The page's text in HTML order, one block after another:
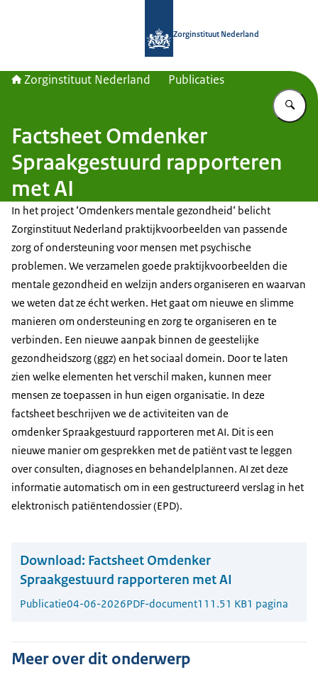
Zorginstituut Nederland
Zorginstituut Nederland Publicaties
Factsheet Omdenker
Spraakgestuurd rapporteren
met AI
In het project ‘Omdenkers mentale gezondheid‘ belicht
Zorginstituut Nederland praktijkvoorbeelden van passende
zorg of ondersteuning voor mensen met psychische
problemen. We verzamelen goede praktijkvoorbeelden die
mentale gezondheid en welzijn anders organiseren en waarvan
we weten dat ze écht werken. Het gaat om nieuwe en slimme
manieren om ondersteuning en zorg te organiseren en te
verbinden. Een nieuwe aanpak binnen de geestelijke
gezondheidszorg (ggz) en het sociaal domein. Door te laten
zien welke elementen het verschil maken, kunnen meer
mensen ze toepassen in hun eigen organisatie. In deze
factsheet beschrijven we de activiteiten van de
omdenker Spraakgestuurd rapporteren met AI. Dit is een
nieuwe manier om gesprekken met de patiënt vast te leggen
over consulten, diagnoses en behandelplannen. AI zet deze
informatie automatisch om in een gestructureerd verslag in het
elektronisch patiëntendossier (EPD).
Download: Factsheet Omdenker
Spraakgestuurd rapporteren met AI
Publicatie04-06-2026PDF-document111.51 KB1 pagina
Meer over dit onderwerp